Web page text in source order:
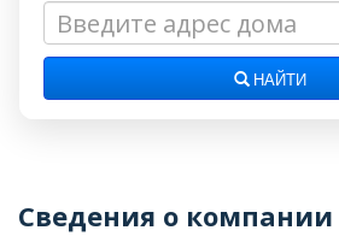
НАЙТИ
Сведения о компании